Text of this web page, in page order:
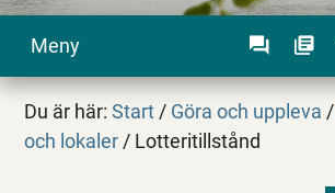
Meny
Du är här:Start / Göra och uppleva /
och lokaler / Lotteritillstånd